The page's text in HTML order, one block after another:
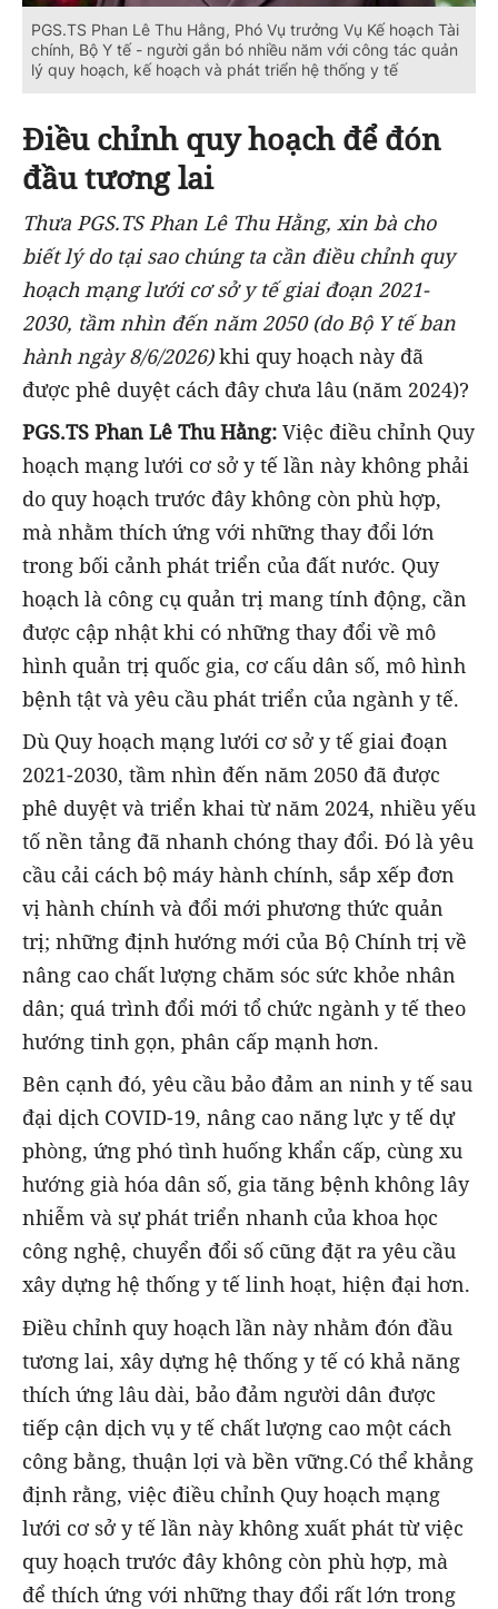
PGS.TS Phan Lê Thu Hằng, Phó Vụ trưởng Vụ Kế hoạch Tài
chính, Bộ Y tế - người gắn bó nhiều năm với công tác quản
lý quy hoạch, kế hoạch và phát triển hệ thống y tế
Điều chỉnh quy hoạch để đón
đầu tương lai
Thưa PGS.TS Phan Lê Thu Hằng, xin bà cho
biết lý do tại sao chúng ta cần điều chỉnh quy
hoạch mạng lưới cơ sở y tế giai đoạn 2021-
2030, tầm nhìn đến năm 2050 (do Bộ Y tế ban
hành ngày 8/6/2026)khi quy hoạch này đã
được phê duyệt cách đây chưa lâu (năm 2024)?
PGS.TS Phan Lê Thu Hằng: Việc điều chỉnh Quy
hoạch mạng lưới cơ sở y tế lần này không phải
do quy hoạch trước đây không còn phù hợp,
mà nhằm thích ứng với những thay đổi lớn
trong bối cảnh phát triển của đất nước. Quy
hoạch là công cụ quản trị mang tính động, cần
được cập nhật khi có những thay đổi về mô
hình quản trị quốc gia, cơ cấu dân số, mô hình
bệnh tật và yêu cầu phát triển của ngành y tế.
Dù Quy hoạch mạng lưới cơ sở y tế giai đoạn
2021-2030, tầm nhìn đến năm 2050 đã được
phê duyệt và triển khai từ năm 2024, nhiều yếu
tố nền tảng đã nhanh chóng thay đổi. Đó là yêu
cầu cải cách bộ máy hành chính, sắp xếp đơn
vị hành chính và đổi mới phương thức quản
trị; những định hướng mới của Bộ Chính trị về
nâng cao chất lượng chăm sóc sức khỏe nhân
dân; quá trình đổi mới tổ chức ngành y tế theo
hướng tinh gọn, phân cấp mạnh hơn.
Bên cạnh đó, yêu cầu bảo đảm an ninh y tế sau
đại dịch COVID-19, nâng cao năng lực y tế dự
phòng, ứng phó tình huống khẩn cấp, cùng xu
hướng già hóa dân số, gia tăng bệnh không lây
nhiễm và sự phát triển nhanh của khoa học
công nghệ, chuyển đổi số cũng đặt ra yêu cầu
xây dựng hệ thống y tế linh hoạt, hiện đại hơn.
Điều chỉnh quy hoạch lần này nhằm đón đầu
tương lai, xây dựng hệ thống y tế có khả năng
thích ứng lâu dài, bảo đảm người dân được
tiếp cận dịch vụ y tế chất lượng cao một cách
công bằng, thuận lợi và bền vững.Có thể khẳng
định rằng, việc điều chỉnh Quy hoạch mạng
lưới cơ sở y tế lần này không xuất phát từ việc
quy hoạch trước đây không còn phù hợp, mà
để thích ứng với những thay đổi rất lớn trong